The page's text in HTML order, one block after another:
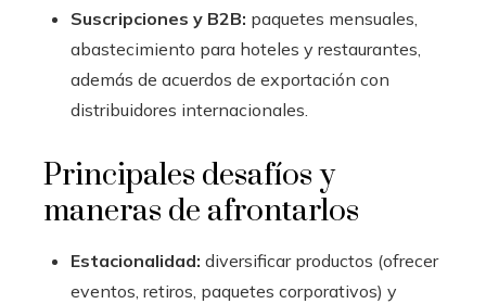
Suscripciones y B2B: paquetes mensuales,
abastecimiento para hoteles y restaurantes,
además de acuerdos de exportación con
distribuidores internacionales.
Principales desafíos y
maneras de afrontarlos
Estacionalidad: diversificar productos (ofrecer
eventos, retiros, paquetes corporativos) y